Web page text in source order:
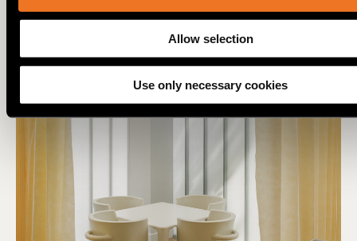
Allow selection
Use only necessary cookies